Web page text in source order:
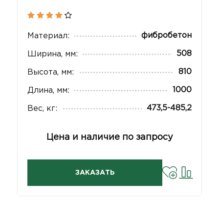
Материал: фибробетон
Ширина, мм: 508
Высота, мм: 810
Длина, мм: 1000
Вес, кг: 473,5-485,2
Цена и наличие по запросу
ЗАКАЗАТЬ